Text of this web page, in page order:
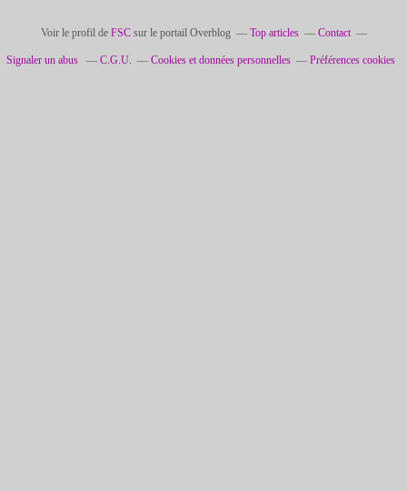
Voir le profil de FSCsur le portail Overblog Top articles Contact
Signaler un abus C.G.U. Cookies et données personnelles Préférences cookies